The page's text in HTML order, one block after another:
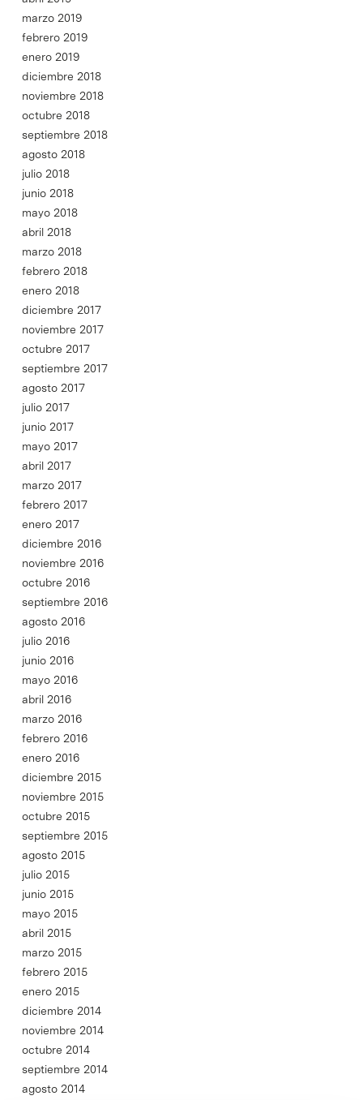
marzo 2019
febrero 2019
enero 2019
diciembre 2018
noviembre 2018
octubre 2018
septiembre 2018
agosto 2018
julio 2018
junio 2018
mayo 2018
abril 2018
marzo 2018
febrero 2018
enero 2018
diciembre 2017
noviembre 2017
octubre 2017
septiembre 2017
agosto 2017
julio 2017
junio 2017
mayo 2017
abril 2017
marzo 2017
febrero 2017
enero 2017
diciembre 2016
noviembre 2016
octubre 2016
septiembre 2016
agosto 2016
julio 2016
junio 2016
mayo 2016
abril 2016
marzo 2016
febrero 2016
enero 2016
diciembre 2015
noviembre 2015
octubre 2015
septiembre 2015
agosto 2015
julio 2015
junio 2015
mayo 2015
abril 2015
marzo 2015
febrero 2015
enero 2015
diciembre 2014
noviembre 2014
octubre 2014
septiembre 2014
agosto 2014